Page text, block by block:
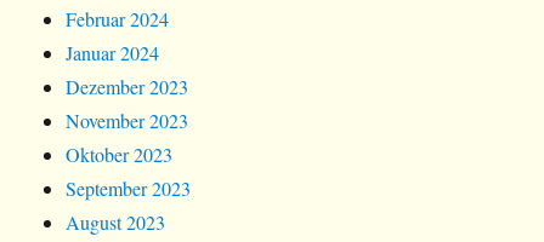
Februar 2024
Januar 2024
Dezember 2023
November 2023
Oktober 2023
September 2023
August 2023